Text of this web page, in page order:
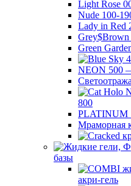
Light Rose
Nude 100-
Lady in Red
Grey$Brown
Green
NEON 500
800
PLATINUM
Мраморная
базы
акри-гель